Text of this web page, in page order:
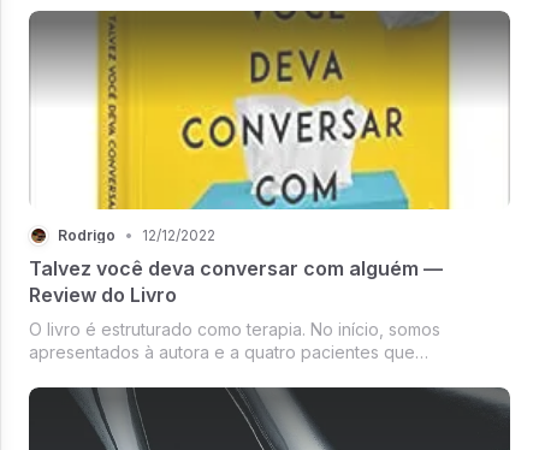
pertencimento onde menos se espera.
Rodrigo • 12/12/2022
Talvez você deva conversar com alguém —
Review do Livro
O livro é estruturado como terapia. No início, somos
apresentados à autora e a quatro pacientes que
passamos por altos e baixos com todos os cinco pacientes.
Recebemos insights e conselhos so...